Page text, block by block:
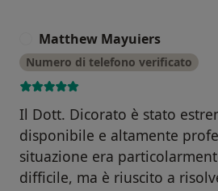
Matthew Mayuiers
Numero di telefono verificato
Il Dott. Dicorato è stato
disponibile e altamente
situazione era
difficile, ma è riuscito a